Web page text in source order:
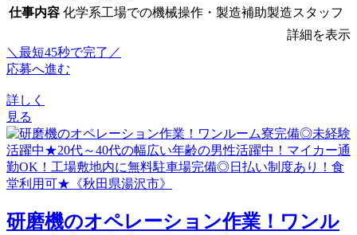
仕事内容 化学系工場での機械操作・製造補助製造スタッフ
詳細を表示
＼最短45秒で完了／
応募へ進む
詳しく
見る
研磨機のオペレーション作業！ワンル